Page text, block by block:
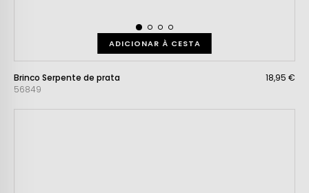
ADICIONAR À CESTA
Brinco Serpente de prata
56849
18,95 €